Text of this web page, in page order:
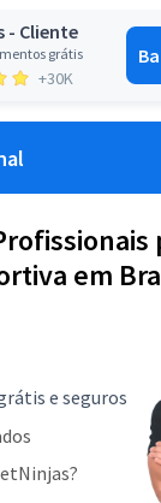
- Cliente
grátis
+30K
em
e seguros